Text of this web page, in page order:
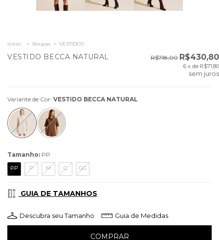
Início > Roupas > VESTIDOS
VESTIDO BECCA NATURAL R$718,00 R$430,80
6 x de R$71,80
sem juros
Variante de Cor: VESTIDO BECCA NATURAL
Tamanho: PP
PP P M G GG
GUIA DE TAMANHOS
Descubra seu Tamanho Guia de Medidas